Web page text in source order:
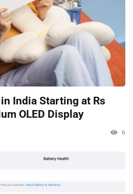
India Starting at Rs
OLED Display
6